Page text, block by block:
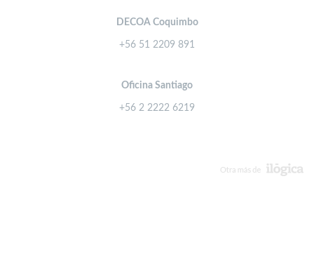
DECOA Coquimbo
+56 51 2209 891
Oficina Santiago
+56 2 2222 6219